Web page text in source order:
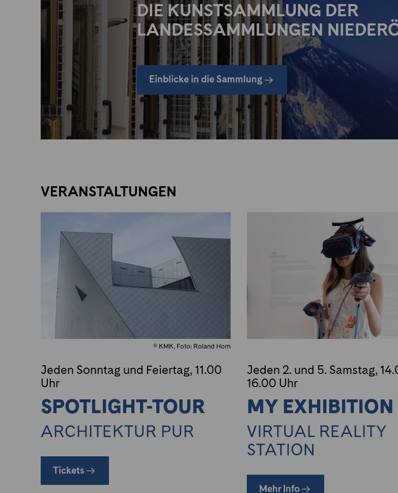
DIE KUNSTSAMMLUNG DER
LANDESSAMMLUNGEN
Einblicke in die Sammlung
VERANSTALTUNGEN
© KMK, Foto: Roland Horn
Jeden Sonntag und Feiertag, 11.00
Uhr
SPOTLIGHT-TOUR
ARCHITEKTUR PUR
Tickets
Jeden 2. und 5. Samstag,
16.00 Uhr
MY EXHIBITION
VIRTUAL REALITY
STATION
Mehr Info